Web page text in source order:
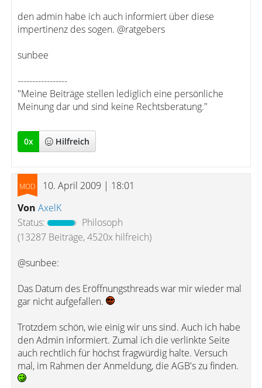
den admin habe ich auch informiert über diese
impertinenz des sogen. @ratgebers
sunbee
-----------------
"Meine Beiträge stellen lediglich eine persönliche
Meinung dar und sind keine Rechtsberatung."
0x Hilfreich
10. April 2009 | 18:01
Von AxelK
Status:
Philosoph
(13287 Beiträge, 4520x hilfreich)
@sunbee:
Das Datum des Eröffnungsthreads war mir wieder mal
gar nicht aufgefallen.
Trotzdem schön, wie einig wir uns sind. Auch ich habe
den Admin informiert. Zumal ich die verlinkte Seite
auch rechtlich für höchst fragwürdig halte. Versuch
mal, im Rahmen der Anmeldung, die AGB's zu finden.